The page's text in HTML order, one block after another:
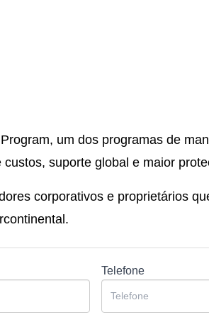
um dos programas de
suporte global e maior
corporativos e proprietários
Telefone